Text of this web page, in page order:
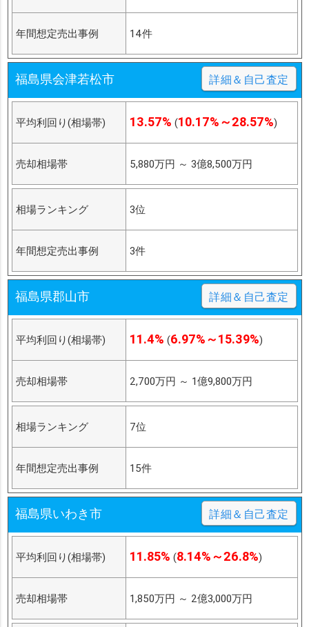
年間想定売出事例 14件
福島県会津若松市 詳細＆自己査定
平均利回り(相場帯) 13.57% (10.17%～28.57%)
売却相場帯 5,880万円 ～ 3億8,500万円
相場ランキング 3位
年間想定売出事例 3件
福島県郡山市 詳細＆自己査定
平均利回り(相場帯) 11.4% (6.97%～15.39%)
売却相場帯 2,700万円 ～ 1億9,800万円
相場ランキング 7位
年間想定売出事例 15件
福島県いわき市 詳細＆自己査定
平均利回り(相場帯) 11.85% (8.14%～26.8%)
売却相場帯 1,850万円 ～ 2億3,000万円